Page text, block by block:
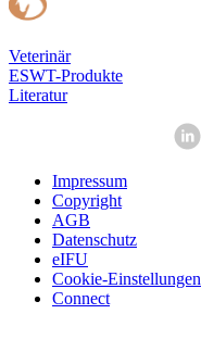
Veterinär
ESWT-Produkte
Literatur
Impressum
Copyright
AGB
Datenschutz
eIFU
Cookie-Einstellungen
Connect